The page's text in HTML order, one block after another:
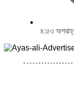
৪:৫৩